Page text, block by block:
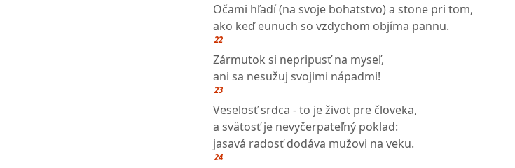
Očami hľadí (na svoje bohatstvo) a stone pri tom,
ako keď eunuch so vzdychom objíma pannu.
22
Zármutok si nepripusť na myseľ,
ani sa nesužuj svojimi nápadmi!
23
Veselosť srdca - to je život pre človeka,
a svätosť je nevyčerpateľný poklad:
jasavá radosť dodáva mužovi na veku.
24